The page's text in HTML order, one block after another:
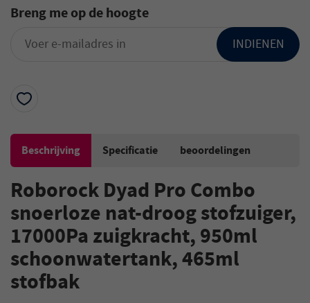
Breng me op de hoogte
INDIENEN
Beschrijving Specificatie beoordelingen
Roborock Dyad Pro Combo
snoerloze nat-droog stofzuiger,
17000Pa zuigkracht, 950ml
schoonwatertank, 465ml
stofbak